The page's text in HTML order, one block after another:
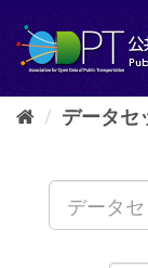
し
データセ